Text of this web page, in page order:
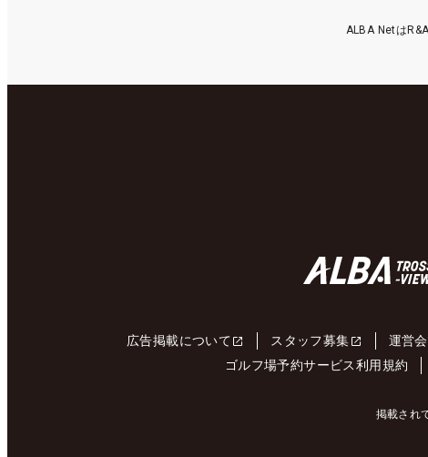
ALBA Netは
広告掲載について スタッフ募集 運営
ゴルフ場予約サービス利用規約
掲載され